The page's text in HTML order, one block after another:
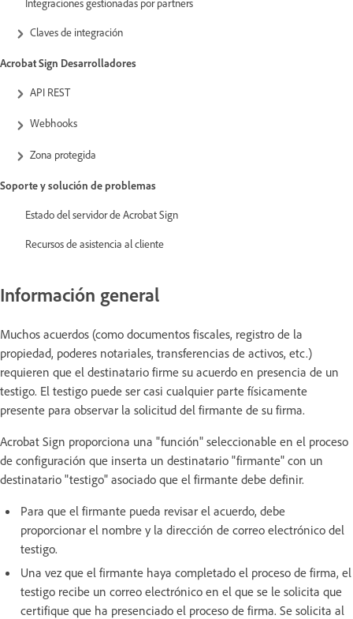
Integraciones gestionadas por partners
Claves de integración
Acrobat Sign Desarrolladores
API REST
Webhooks
Zona protegida
Soporte y solución de problemas
Estado del servidor de Acrobat Sign
Recursos de asistencia al cliente
Información general
Muchos acuerdos (como documentos fiscales, registro de la
propiedad, poderes notariales, transferencias de activos, etc.)
requieren que el destinatario firme su acuerdo en presencia de un
testigo. El testigo puede ser casi cualquier parte físicamente
presente para observar la solicitud del firmante de su firma.
Acrobat Sign proporciona una "función" seleccionable en el proceso
de configuración que inserta un destinatario "firmante" con un
destinatario "testigo" asociado que el firmante debe definir.
Para que el firmante pueda revisar el acuerdo, debe
proporcionar el nombre y la dirección de correo electrónico del
testigo.
Una vez que el firmante haya completado el proceso de firma, el
testigo recibe un correo electrónico en el que se le solicita que
certifique que ha presenciado el proceso de firma. Se solicita al